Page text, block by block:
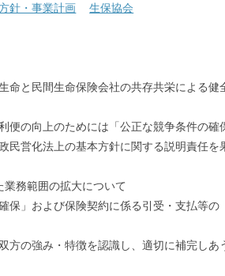
針・事業計画 生保協会
命と民間生命保険会社の共存共栄による
便の向上のためには「公正な競争条件の
民営化法上の基本方針に関する説明責任
業務範囲の拡大について
保」および保険契約に係る引受・支払等
方の強み・特徴を認識し、適切に補完し